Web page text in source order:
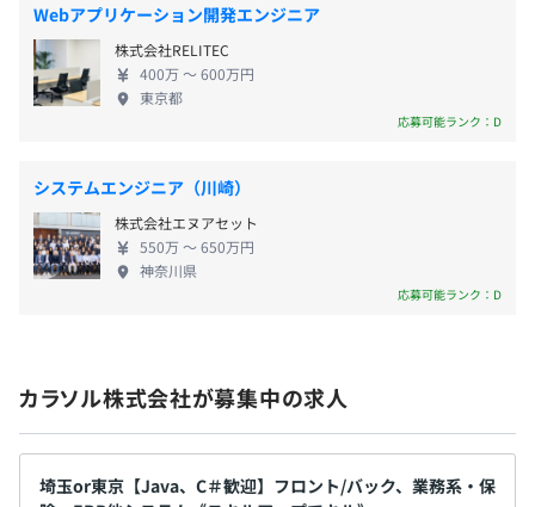
【開発環境】
・OS：Linux、Windows
・言語：Java、C＃、C、C++、Python、TypeScript、
エンジニアのフォロー体制も現場でのヒアリングや状況の
確認にて目標に向かってチャレンジできます。
エンジニア１５名で構成されている組織です。
昇給査定：年1回（4月）
険）
【福利厚生について】
１，「ベネフィット・ワン」（ベネフィット・ステーショ
・グルメ、スポーツクラブ、テーマパーク、ホテルなど
の割引、他
２，インターネット指定サイトにてご希望研修の受講費用
の補助（会社にて半額補助）
ット端末アプリケーション（Andoroid、Ios） ・医
療（電子カルテ、オーダーリング）システム（C#、
VB.net、Java） ・官公庁・自治体ＤＸシステム
（Java、COBOL）
Webアプリケーション開発エンジニア
株式会社RELITEC
400万 〜 600万円
東京都
応募可能ランク：D
システムエンジニア（川崎）
株式会社エヌアセット
550万 〜 650万円
神奈川県
応募可能ランク：D
カラソル株式会社が募集中の求人
埼玉or東京【Java、C＃歓迎】フロント/バック、業務系・保